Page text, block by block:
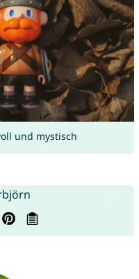
und mystisch